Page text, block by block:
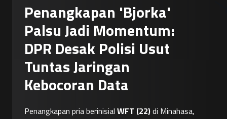
Penangkapan 'Bjorka'
Palsu Jadi Momentum:
DPR Desak Polisi Usut
Tuntas Jaringan
Kebocoran Data
Penangkapan pria berinisial WFT (22) di Minahasa,